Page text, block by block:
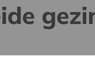
chaleureux et